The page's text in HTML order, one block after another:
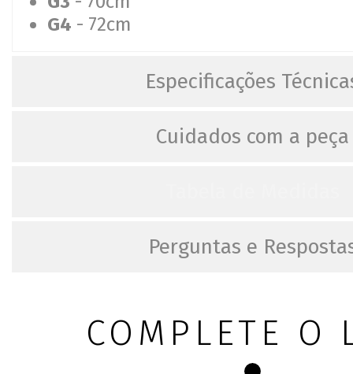
G4 - 72cm
Especificações
Cuidados com a peça
Perguntas e
COMPLETE O